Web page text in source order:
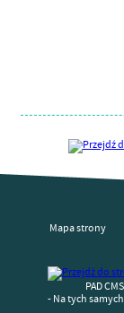
Mapa strony
PAD
- Na tych